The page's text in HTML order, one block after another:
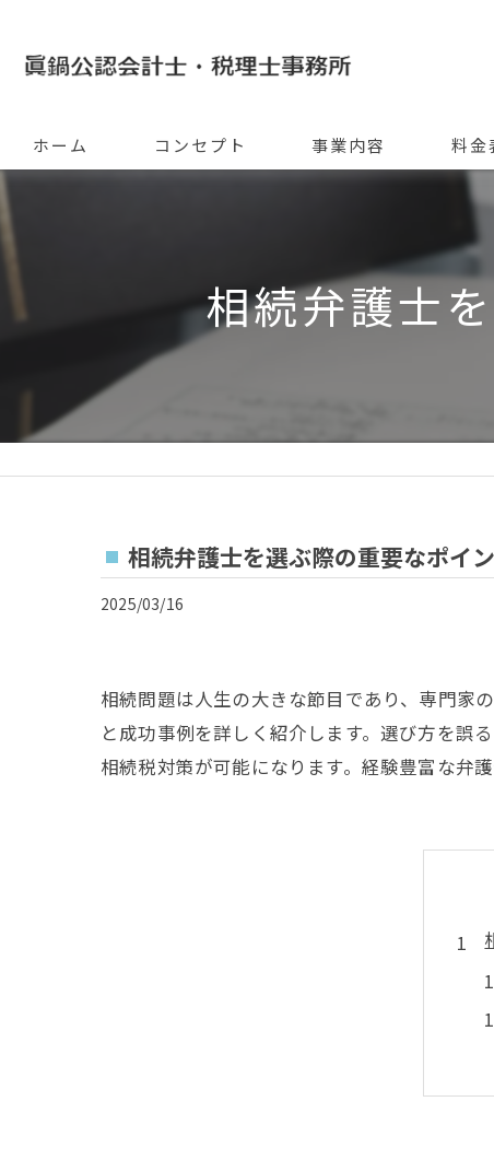
ホーム コンセプト 事業内容 料金
相続弁護士
相続弁護士を選ぶ際の重要なポイ
2025/03/16
相続問題は人生の大きな節目であり、専門家
と成功事例を詳しく紹介します。選び方を誤
相続税対策が可能になります。経験豊富な弁